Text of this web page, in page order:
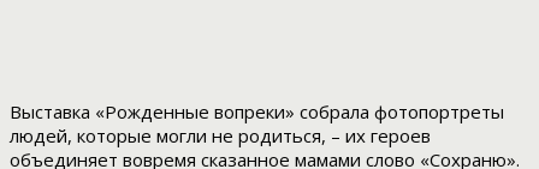
Выставка «Рожденные вопреки» собрала фотопортреты
людей, которые могли не родиться, – их героев
объединяет вовремя сказанное мамами слово «Сохраню».